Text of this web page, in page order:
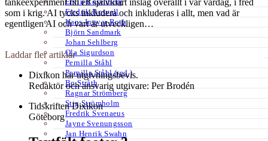
Fredrik Rosvall
Hans-Ingvar Roth
Björn Sandmark
Johan Sehlberg
Ola Sigurdson
Pernilla Ståhl
Pernilla Ståhl (red.)
Bo Stråth
Ragnar Strömberg
Stig Strömholm
Fredrik Svenaeus
Jayne Svenungsson
Jan Henrik Swahn
tankeexperiment till ett självklart inslag överallt i vår vardag, i fred
som i krig. AI tycks inkludera och inkluderas i allt, men vad är
egentligen AI och vart är utveckligen…
Laddar fler artiklar
Dixikon har utgivningsbevis.
Redaktör och ansvarig utgivare: Per Brodén
Tidskriften Dixikon
Göteborg